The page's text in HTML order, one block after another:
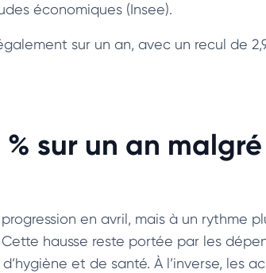
économiques (Insee).
sur un an, avec un recul de
sur un an
en avril, mais à un rythme
Cette hausse reste portée par les
et de santé. À l’inverse, les